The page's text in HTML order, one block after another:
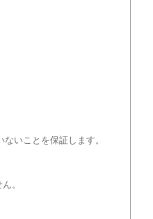
いことを保証します。
。